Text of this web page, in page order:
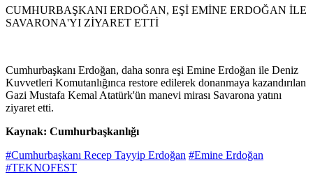
CUMHURBAŞKANI ERDOĞAN, EŞİ EMİNE ERDOĞAN İLE
SAVARONA'YI ZİYARET ETTİ
Cumhurbaşkanı Erdoğan, daha sonra eşi Emine Erdoğan ile Deniz
Kuvvetleri Komutanlığınca restore edilerek donanmaya kazandırılan
Gazi Mustafa Kemal Atatürk'ün manevi mirası Savarona yatını
ziyaret etti.
Kaynak: Cumhurbaşkanlığı
#Cumhurbaşkanı Recep Tayyip Erdoğan #Emine Erdoğan
#TEKNOFEST